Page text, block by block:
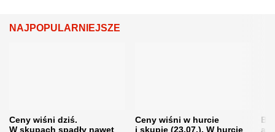
NAJPOPULARNIEJSZE
Ceny wiśni dziś.
W skupach spadły nawet
Ceny wiśni w hurcie
i skupie (23.07.). W hurcie